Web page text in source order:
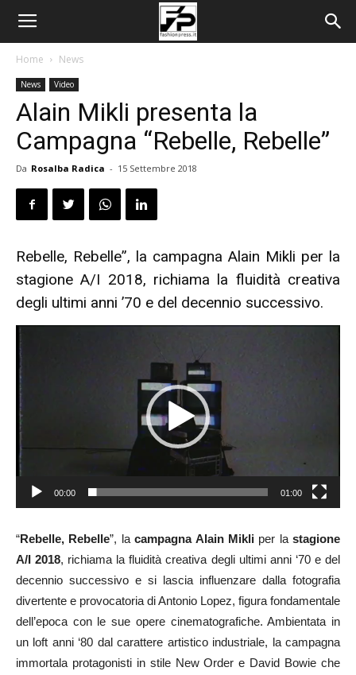
Home News
News Video
Alain Mikli presenta la
Campagna “Rebelle, Rebelle”
Da Rosalba Radica - 15 Settembre 2018
Rebelle, Rebelle”, la campagna Alain Mikli per la
stagione A/I 2018, richiama la fluidità creativa
degli ultimi anni ’70 e del decennio successivo.
Video
Player
00:00 01:00
“Rebelle, Rebelle”, lacampagna Alain Mikliper la stagione
A/I 2018, richiama la fluidità creativa degli ultimi anni ‘70 e del
decennio successivo e si lascia influenzare dalla fotografia
divertente e provocatoria di Antonio Lopez, figura fondamentale
dell’epoca con le sue opere cinematografiche. Ambientata in
un loft anni ‘80 dal carattere artistico industriale, la campagna
immortala protagonisti in stile New Order e David Bowie che